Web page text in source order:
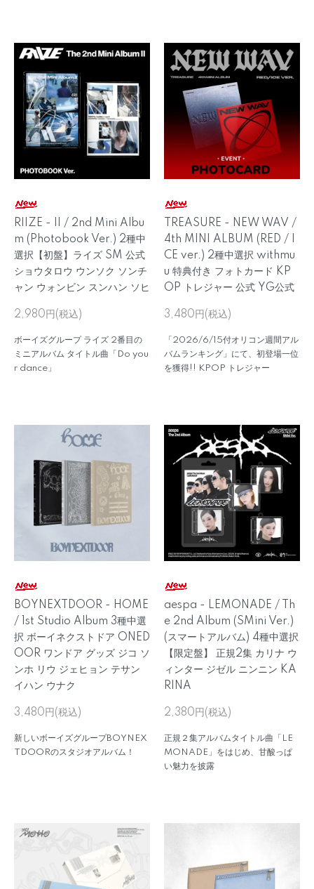
RIIZE - II / 2nd Mini Albu
m (Photobook Ver.) 2種中
選択【初盤】ライズ SM 公式
ショウタロウ ウンソク ソンチ
ャン ウォンビン スンハン ソヒ
2,980円(税込)
ボーイズグループ ライズ 2番目の
ミニアルバム タイトル曲「Do you
r dance」
TREASURE - NEW WAV /
4th MINI ALBUM (RED / I
CE ver.) 2種中選択 withmu
u 特典付き フォトカード KP
OP トレジャー 公式 YG公式
3,480円(税込)
「2026/6/15付オリコン週間アル
バムランキング」にて、初登場一位
を獲得!! KPOP トレジャー
BOYNEXTDOOR - HOME
/ 1st Studio Album 3種中選
択 ボーイネクストドア ONED
OOR ワンドア グッズ ジコ ソ
ンホ リウ ジェヒョン テサン
イハン ウナク
3,480円(税込)
新しいボーイズグループBOYNEX
TDOORのスタジオアルバム！
aespa - LEMONADE / Th
e 2nd Album (SMini Ver.)
(スマートアルバム) 4種中選択
【限定盤】 正規2集 カリナ ウ
ィンター ジゼル ニンニン KA
RINA
2,380円(税込)
正規２集アルバムタイトル曲「LE
MONADE」をはじめ、甘酸っぱ
い魅力を披露